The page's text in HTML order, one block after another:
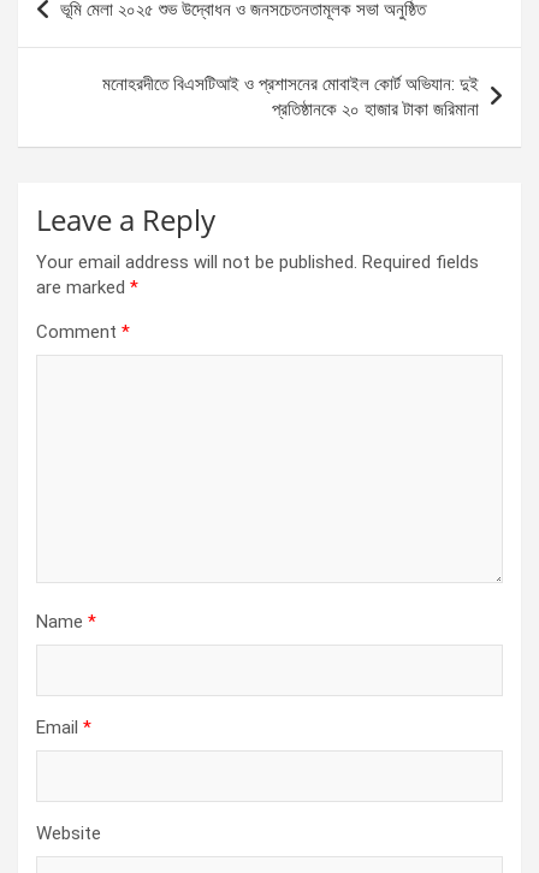
o
g
er
A
p
p
navigation
ভূমি মেলা ২০২৫ শুভ উদ্বোধন ও জনসচেতনতামূলক সভা অনুষ্ঠিত
মনোহরদীতে বিএসটিআই ও প্রশাসনের মোবাইল কোর্ট অভিযান: দুই
প্রতিষ্ঠানকে ২০ হাজার টাকা জরিমানা
Leave a Reply
Your email address will not be published. Required fields
are marked *
Comment *
Name *
Email *
Website